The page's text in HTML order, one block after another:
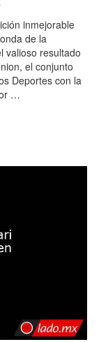
inmejorable
de la
valioso resultado
el conjunto
Deportes con la
…